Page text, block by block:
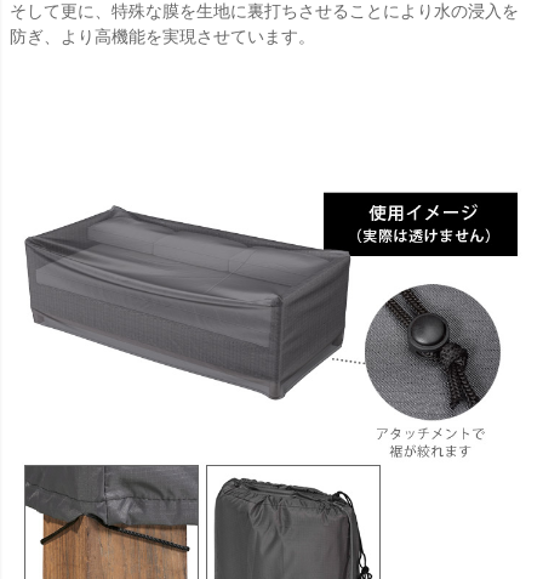
そして更に、特殊な膜を生地に裏打ちさせることにより水の浸入を
防ぎ、より高機能を実現させています。